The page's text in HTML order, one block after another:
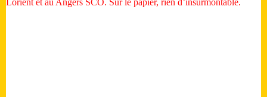
Lorient et au Angers SCO. Sur le papier, rien d’insurmontable.